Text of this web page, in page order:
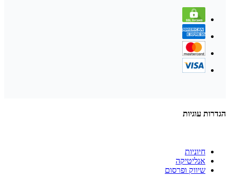
הגדרות עוגיות
חיוניות
אנליטיקה
שיווק ופרסום